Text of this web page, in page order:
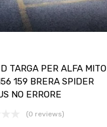
TARGA PER ALFA MITO
159 BRERA SPIDER
NO ERRORE
(0 reviews)